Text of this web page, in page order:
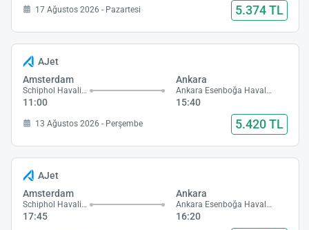
17 Ağustos 2026 - Pazartesi 5.374 TL
AJet
Amsterdam
Schiphol Havalimanı
11:00
Ankara
Ankara Esenboğa Havalimanı
15:40
13 Ağustos 2026 - Perşembe 5.420 TL
AJet
Amsterdam
Schiphol Havalimanı
17:45
Ankara
Ankara Esenboğa Havalimanı
16:20